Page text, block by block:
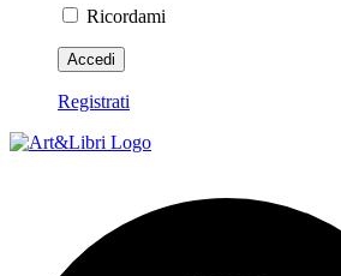
Ricordami
Registrati